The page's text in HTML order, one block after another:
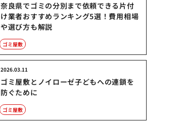
奈良県でゴミの分別まで依頼できる片付
け業者おすすめランキング5選！費用相場
や選び方も解説
ゴミ屋敷
ゴミ屋敷とノイローゼ子どもへの連鎖を
防ぐために
2026.03.11
ゴミ屋敷